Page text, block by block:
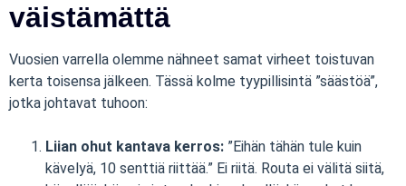
väistämättä
Vuosien varrella olemme nähneet samat virheet toistuvan
kerta toisensa jälkeen. Tässä kolme tyypillisintä ”säästöä”,
jotka johtavat tuhoon:
Liian ohut kantava kerros: ”Eihän tähän tule kuin
kävelyä, 10 senttiä riittää.” Ei riitä. Routa ei välitä siitä,